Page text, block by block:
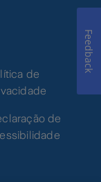
de
de
Feedback